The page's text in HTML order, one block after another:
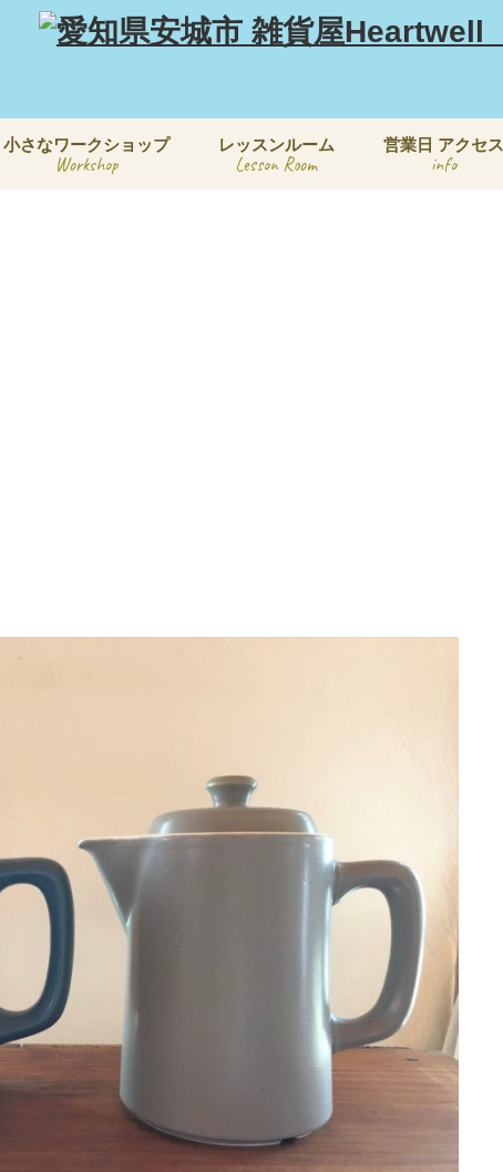
小さなワークショップ
Workshop
レッスンルーム
Lesson Room
営業日 アクセス
info